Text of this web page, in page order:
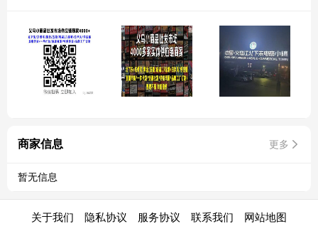
商家信息 更多
暂无信息
关于我们 隐私协议 服务协议 联系我们 网站地图